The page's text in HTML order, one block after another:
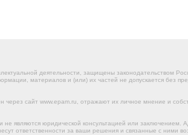
деятельности, защищены законодательством
материалов и (или) их частей не допускается без
сайт www.epam.ru, отражают их личное мнение и
являются юридической консультацией или заключением.
ответственности за ваши решения и связанные с ними